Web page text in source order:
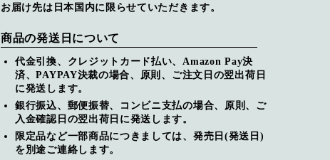
お届け先は日本国内に限らせていただきます。
商品の発送日について
代金引換、クレジットカード払い、Amazon Pay決
済、PAYPAY決裁の場合、原則、ご注文日の翌出荷日
に発送します。
銀行振込、郵便振替、コンビニ支払の場合、原則、ご
入金確認日の翌出荷日に発送します。
限定品など一部商品につきましては、発売日(発送日)
を別途ご連絡します。